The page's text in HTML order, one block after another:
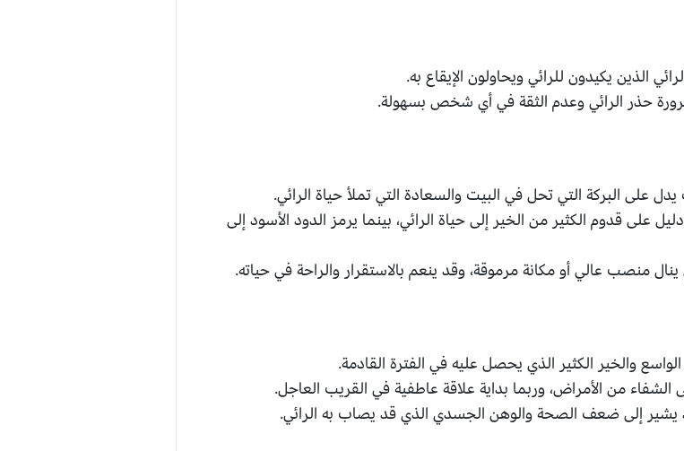
الذين يكيدون للرائي ويحاولون الإيقاع به.
حذر الرائي وعدم الثقة في أي شخص بسهولة.
على البركة التي تحل في البيت والسعادة التي تملأ حياة الرائي.
على قدوم الكثير من الخير إلى حياة الرائي، بينما يرمز الدود الأسود إلى
منصب عالي أو مكانة مرموقة، وقد ينعم بالاستقرار والراحة في حياته.
والخير الكثير الذي يحصل عليه في الفترة القادمة.
من الأمراض، وربما بداية علاقة عاطفية في القريب العاجل.
يشير إلى ضعف الصحة والوهن الجسدي الذي قد يصاب به الرائي.